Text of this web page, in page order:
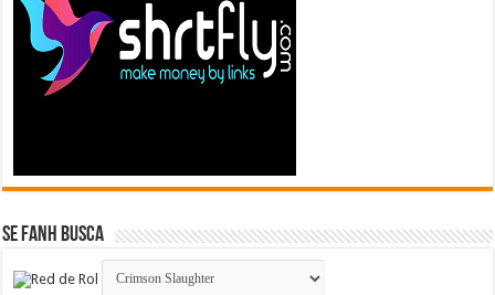
Se FanH Busca